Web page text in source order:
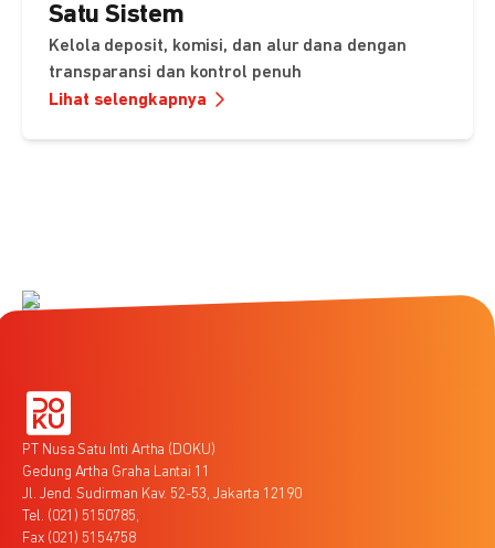
Satu Sistem
Kelola deposit, komisi, dan alur dana dengan
transparansi dan kontrol penuh
Lihat selengkapnya
PT Nusa Satu Inti Artha (DOKU)
Gedung Artha Graha Lantai 11
Jl. Jend. Sudirman Kav. 52-53, Jakarta 12190
Tel. (021) 5150785,
Fax (021) 5154758